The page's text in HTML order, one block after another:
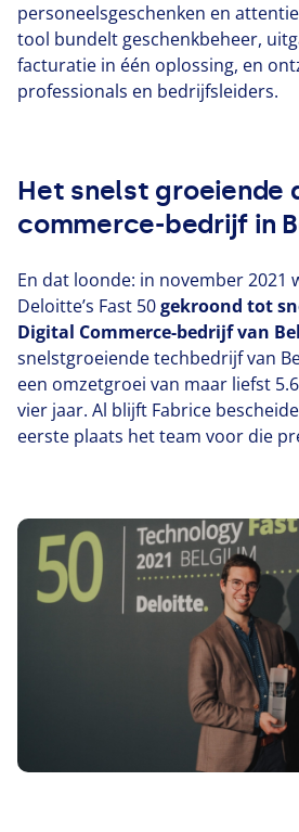
personeelsgeschenken en
tool bundelt geschenkbeheer,
facturatie in één oplossing, en
professionals en bedrijfsleiders.
Het snelst groeiende
commerce-bedrijf in
En dat loonde: in november2021
Deloitte’s Fast 50gekroond tot
Digital Commerce-bedrijf van
snelstgroeiende techbedrijf van
een omzetgroei van maar liefst 5.
vier jaar. Al blijft Fabrice
eerste plaats het team voor die